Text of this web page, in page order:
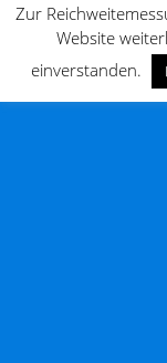
Zur
Website
einverstanden.